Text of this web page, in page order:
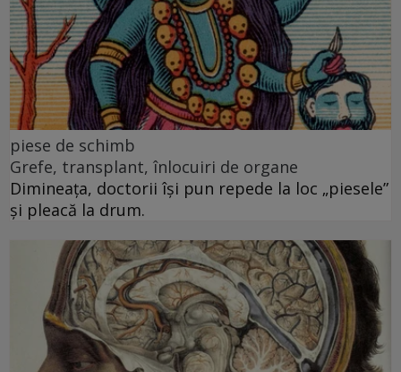
piese de schimb
Grefe, transplant, înlocuiri de organe
Dimineața, doctorii își pun repede la loc „piesele”
și pleacă la drum.